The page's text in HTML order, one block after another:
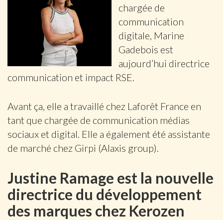
chargée de
communication
digitale, Marine
Gadebois est
aujourd’hui directrice
communication et impact RSE.
Avant ça, elle a travaillé chez Laforêt France en
tant que chargée de communication médias
sociaux et digital. Elle a également été assistante
de marché chez Girpi (Alaxis group).
Justine Ramage est la nouvelle
directrice du développement
des marques chez Kerozen